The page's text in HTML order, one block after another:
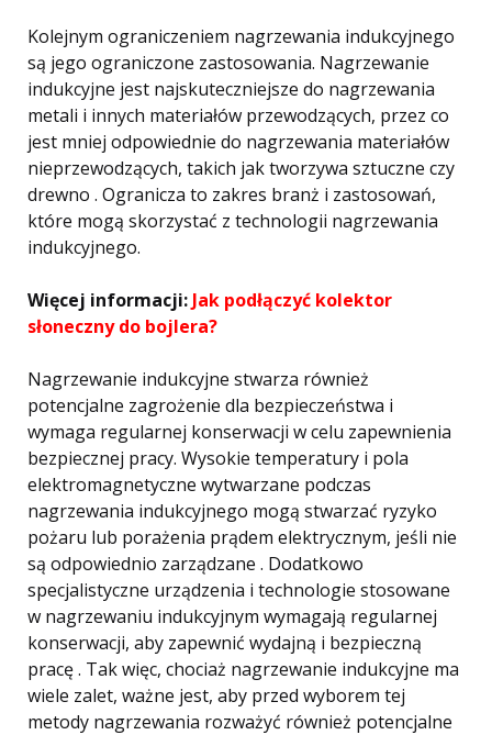
Kolejnym ograniczeniem nagrzewania indukcyjnego
są jego ograniczone zastosowania. Nagrzewanie
indukcyjne jest najskuteczniejsze do nagrzewania
metali i innych materiałów przewodzących, przez co
jest mniej odpowiednie do nagrzewania materiałów
nieprzewodzących, takich jak tworzywa sztuczne czy
drewno . Ogranicza to zakres branż i zastosowań,
które mogą skorzystać z technologii nagrzewania
indukcyjnego.
Więcej informacji: Jak podłączyć kolektor
słoneczny do bojlera?
Nagrzewanie indukcyjne stwarza również
potencjalne zagrożenie dla bezpieczeństwa i
wymaga regularnej konserwacji w celu zapewnienia
bezpiecznej pracy. Wysokie temperatury i pola
elektromagnetyczne wytwarzane podczas
nagrzewania indukcyjnego mogą stwarzać ryzyko
pożaru lub porażenia prądem elektrycznym, jeśli nie
są odpowiednio zarządzane . Dodatkowo
specjalistyczne urządzenia i technologie stosowane
w nagrzewaniu indukcyjnym wymagają regularnej
konserwacji, aby zapewnić wydajną i bezpieczną
pracę . Tak więc, chociaż nagrzewanie indukcyjne ma
wiele zalet, ważne jest, aby przed wyborem tej
metody nagrzewania rozważyć również potencjalne